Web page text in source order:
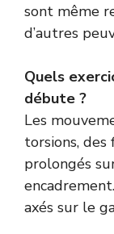
sont même
d’autres
Quels
débute ?
Les
torsions, des
prolongés
axés sur le